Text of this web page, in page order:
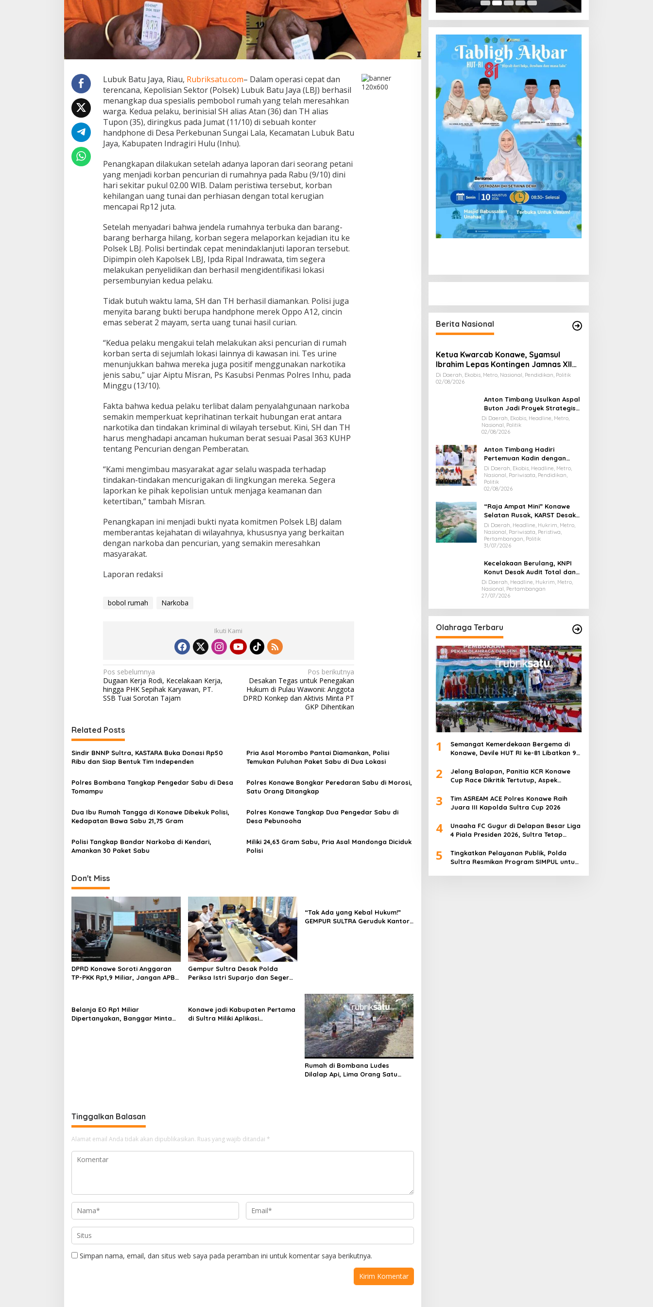
l
R
u
m
a
h
D
e
s
a
P
e
r
k
b
u
n
a
n
S
g
a
i
L
l
a
Lubuk Batu Jaya, Riau, Rubriksatu.com– Dalam operasi cepat dan
terencana, Kepolisian Sektor (Polsek) Lubuk Batu Jaya (LBJ) berhasil
menangkap dua spesialis pembobol rumah yang telah meresahkan
warga. Kedua pelaku, berinisial SH alias Atan (36) dan TH alias
Tupon (35), diringkus pada Jumat (11/10) di sebuah konter
handphone di Desa Perkebunan Sungai Lala, Kecamatan Lubuk Batu
Jaya, Kabupaten Indragiri Hulu (Inhu).
Penangkapan dilakukan setelah adanya laporan dari seorang petani
yang menjadi korban pencurian di rumahnya pada Rabu (9/10) dini
hari sekitar pukul 02.00 WIB. Dalam peristiwa tersebut, korban
kehilangan uang tunai dan perhiasan dengan total kerugian
mencapai Rp12 juta.
Setelah menyadari bahwa jendela rumahnya terbuka dan barang-
barang berharga hilang, korban segera melaporkan kejadian itu ke
Polsek LBJ. Polisi bertindak cepat menindaklanjuti laporan tersebut.
Dipimpin oleh Kapolsek LBJ, Ipda Ripal Indrawata, tim segera
melakukan penyelidikan dan berhasil mengidentifikasi lokasi
persembunyian kedua pelaku.
Tidak butuh waktu lama, SH dan TH berhasil diamankan. Polisi juga
menyita barang bukti berupa handphone merek Oppo A12, cincin
emas seberat 2 mayam, serta uang tunai hasil curian.
“Kedua pelaku mengakui telah melakukan aksi pencurian di rumah
korban serta di sejumlah lokasi lainnya di kawasan ini. Tes urine
menunjukkan bahwa mereka juga positif menggunakan narkotika
jenis sabu,” ujar Aiptu Misran, Ps Kasubsi Penmas Polres Inhu, pada
Minggu (13/10).
Fakta bahwa kedua pelaku terlibat dalam penyalahgunaan narkoba
semakin memperkuat keprihatinan terkait hubungan erat antara
narkotika dan tindakan kriminal di wilayah tersebut. Kini, SH dan TH
harus menghadapi ancaman hukuman berat sesuai Pasal 363 KUHP
tentang Pencurian dengan Pemberatan.
“Kami mengimbau masyarakat agar selalu waspada terhadap
tindakan-tindakan mencurigakan di lingkungan mereka. Segera
laporkan ke pihak kepolisian untuk menjaga keamanan dan
ketertiban,” tambah Misran.
Penangkapan ini menjadi bukti nyata komitmen Polsek LBJ dalam
memberantas kejahatan di wilayahnya, khususnya yang berkaitan
dengan narkoba dan pencurian, yang semakin meresahkan
masyarakat.
Laporan redaksi
bobol rumah Narkoba
Ikuti Kami
N
a
v
g
a
s
p
s
Pos sebelumnya
Dugaan Kerja Rodi, Kecelakaan Kerja,
hingga PHK Sepihak Karyawan, PT.
SSB Tuai Sorotan Tajam
Pos berikutnya
Desakan Tegas untuk Penegakan
Hukum di Pulau Wawonii: Anggota
DPRD Konkep dan Aktivis Minta PT
GKP Dihentikan
Related Posts
Sindir BNNP Sultra, KASTARA Buka Donasi Rp50
Ribu dan Siap Bentuk Tim Independen
Pria Asal Morombo Pantai Diamankan, Polisi
Temukan Puluhan Paket Sabu di Dua Lokasi
Polres Bombana Tangkap Pengedar Sabu di Desa
Tomampu
Polres Konawe Bongkar Peredaran Sabu di Morosi,
Satu Orang Ditangkap
Dua Ibu Rumah Tangga di Konawe Dibekuk Polisi,
Kedapatan Bawa Sabu 21,75 Gram
Polres Konawe Tangkap Dua Pengedar Sabu di
Desa Pebunooha
Polisi Tangkap Bandar Narkoba di Kendari,
Amankan 30 Paket Sabu
Miliki 24,63 Gram Sabu, Pria Asal Mandonga Diciduk
Polisi
Don't Miss
DPRD Konawe Soroti Anggaran
TP-PKK Rp1,9 Miliar, Jangan APBD
Gempur Sultra Desak Polda
Periksa Istri Suparjo dan Segera
“Tak Ada yang Kebal Hukum!”
GEMPUR SULTRA Geruduk Kantor
Belanja EO Rp1 Miliar
Dipertanyakan, Banggar Minta
Konawe jadi Kabupaten Pertama
di Sultra Miliki Aplikasi
Rumah di Bombana Ludes
Dilalap Api, Lima Orang Satu
Tinggalkan Balasan
Alamat email Anda tidak akan dipublikasikan. Ruas yang wajib ditandai *
Simpan nama, email, dan situs web saya pada peramban ini untuk komentar saya berikutnya.
Berita Nasional
Ketua Kwarcab Konawe, Syamsul
Ibrahim Lepas Kontingen Jamnas XII
2026
Di Daerah, Ekobis, Metro, Nasional, Pendidikan, Politik
02/08/2026
Anton Timbang Usulkan Aspal
Buton Jadi Proyek Strategis
Nasional
Di Daerah, Ekobis, Headline, Metro,
Nasional, Politik
02/08/2026
Anton Timbang Hadiri
Pertemuan Kadin dengan
Presiden Prabowo, Bawa Misi
Majukan Ekonomi Sultra
Di Daerah, Ekobis, Headline, Metro,
Nasional, Pariwisata, Pendidikan,
Politik
02/08/2026
“Raja Ampat Mini” Konawe
Selatan Rusak, KARST Desak
Gubernur Evaluasi Total
Dispar Sultra
Di Daerah, Headline, Hukrim, Metro,
Nasional, Pariwisata, Peristiwa,
Pertambangan, Politik
31/07/2026
Kecelakaan Berulang, KNPI
Konut Desak Audit Total dan
Hentikan Hauling PT SPL
Di Daerah, Headline, Hukrim, Metro,
Nasional, Pertambangan
27/07/2026
Olahraga Terbaru
1
Semangat Kemerdekaan Bergema di
Konawe, Devile HUT RI ke-81 Libatkan 98
2
Jelang Balapan, Panitia KCR Konawe
Cup Race Dikritik Tertutup, Aspek
3
Tim ASREAM ACE Polres Konawe Raih
Juara III Kapolda Sultra Cup 2026
4
Unaaha FC Gugur di Delapan Besar Liga
4 Piala Presiden 2026, Sultra Tetap
5
Tingkatkan Pelayanan Publik, Polda
Sultra Resmikan Program SIMPUL untuk